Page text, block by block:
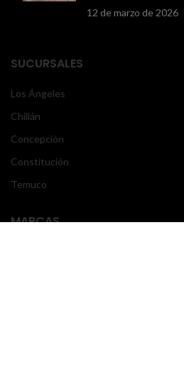
12 de marzo de 2026
SUCURSALES
Los Ángeles
Chillán
Concepción
Constitución
Temuco
MARCAS